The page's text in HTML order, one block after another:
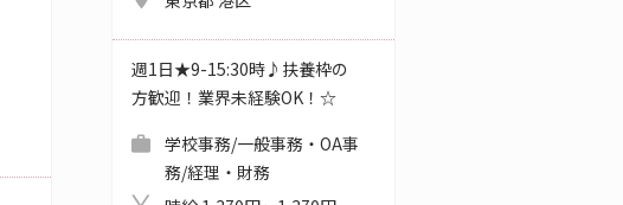
週1日★9-15:30時♪扶養枠の
方歓迎！業界未経験OK！☆
学校事務/一般事務・OA事
務/経理・財務